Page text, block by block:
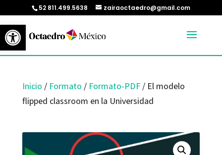
Abrir barra de herramientas
52 811.499.5638 zairaoctaedro@gmail.com
Inicio / Formato / Formato-PDF/ El modelo
flipped classroom en la Universidad